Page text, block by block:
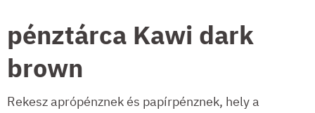
pénztárca Kawi dark
brown
Rekesz aprópénznek és papírpénznek, hely a